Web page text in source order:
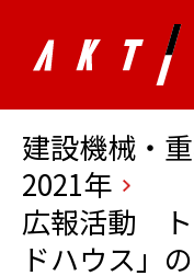
建設機械・
2021年
広報活動 ト
ドハウス」